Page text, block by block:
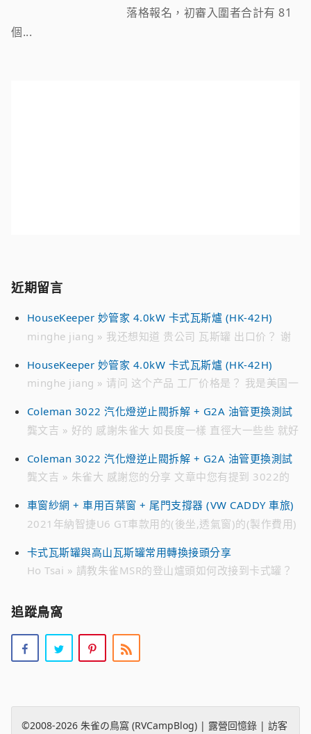
落格報名，初審入圍者合計有 81
個...
近期留言
HouseKeeper 妙管家 4.0kW 卡式瓦斯爐 (HK-42H)
minghe jiang » 我还想知道 贵公司 瓦斯罐 出口价？ 谢
HouseKeeper 妙管家 4.0kW 卡式瓦斯爐 (HK-42H)
minghe jiang » 请问 这个产品 工厂价格是？ 我是美国一
ID : jmh****** 电话 ： 718 791 ****
Coleman 3022 汽化燈逆止閥拆解 + G2A 油管更換測試
龔文吉 » 好的 感謝朱雀大 如長度一樣 直徑大一些些 就好
時候 貴不少 感恩
Coleman 3022 汽化燈逆止閥拆解 + G2A 油管更換測試
龔文吉 » 朱雀大 感謝您的分享 文章中您有提到 3022的
日亞 有看到226-2991編號的油管 不知有無通用 感恩
車窗紗網 + 車用百葉窗 + 尾門支撐器 (VW CADDY 車旅)
2021年納智捷U6 GT車款用的(後坐,透氣窗)的(製作費用)
(製作費用)。 請問：多少? Line 0952xxx7xx 李小姐
卡式瓦斯罐與高山瓦斯罐常用轉換接頭分享
Ho Tsai » 請教朱雀MSR的登山爐頭如何改接到卡式罐？
追蹤鳥窩
©2008-2026 朱雀の鳥窩 (RVCampBlog) | 露營回憶錄 | 訪客